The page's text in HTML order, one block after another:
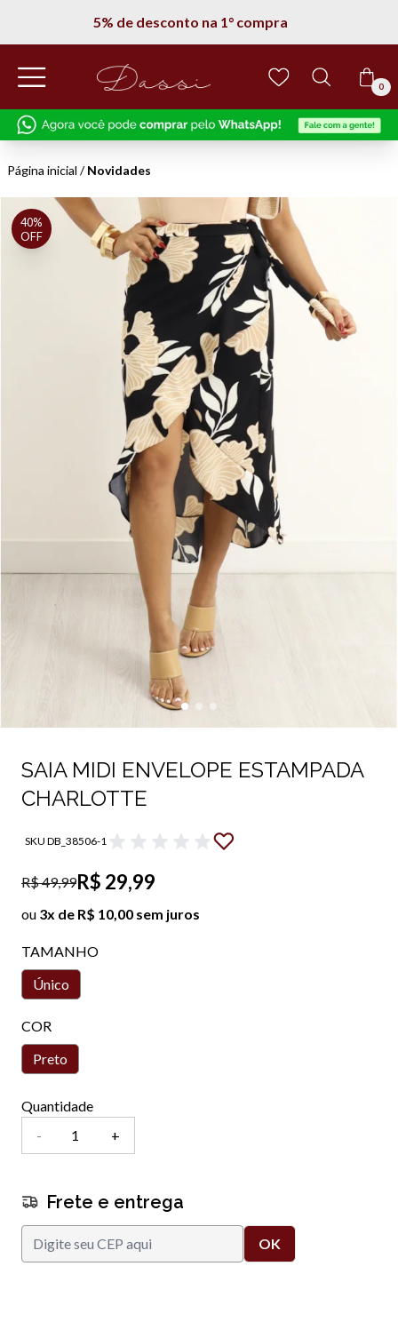
5% de desconto na 1° compra
0
Página inicial /Novidades
SAIA MIDI ENVELOPE ESTAMPADA
CHARLOTTE
SKU DB_38506-1
R$ 49,99R$ 29,99
ou 3x de R$ 10,00 sem juros
40%
OFF
TAMANHO
Único
COR
Preto
Quantidade
-
+
Frete e entrega